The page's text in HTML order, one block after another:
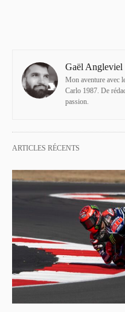
Gaël Angleviel
Mon aventure avec
Carlo 1987. De
passion.
ARTICLES RÉCENTS